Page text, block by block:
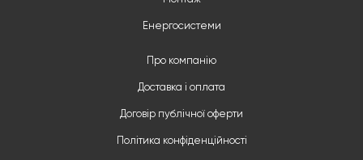
Енергосистеми
Про компанію
Доставка і оплата
Договір публічної оферти
Політика конфіденційності